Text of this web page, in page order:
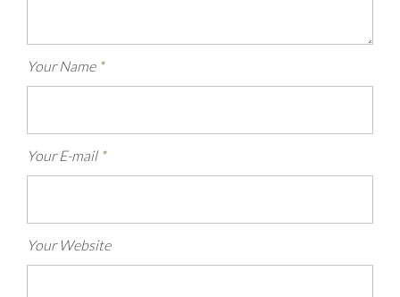
Your Name *
Your E-mail *
Your Website